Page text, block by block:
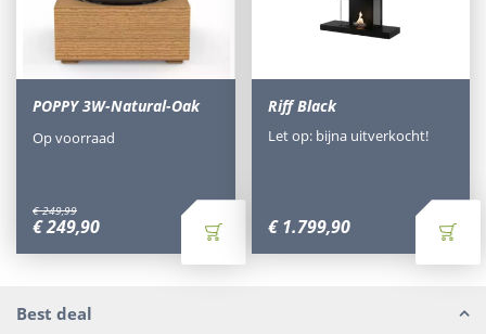
POPPY 3W-Natural-Oak
€ 249,99
€249,90
Op voorraad
Riff Black
€ 1.799,90
Let op: bijna uitverkocht!
Best deal